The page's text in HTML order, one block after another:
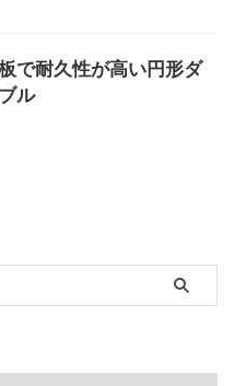
で耐久性が高い円形ダ
ル